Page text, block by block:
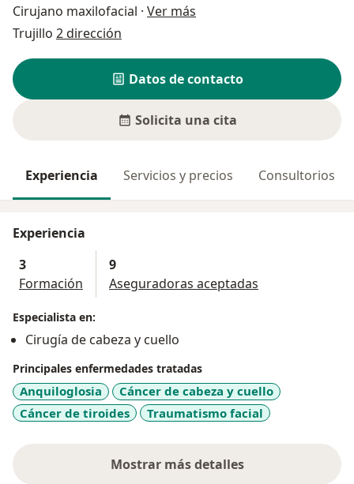
Cirujano maxilofacial · Ver más
Trujillo 2 dirección
Datos de contacto
Solicita una cita
Experiencia Servicios y precios Consultorios
Experiencia
3
Formación
9
Aseguradoras aceptadas
Especialista en:
Cirugía de cabeza y cuello
Principales enfermedades tratadas
Anquiloglosia
Cáncer de cabeza y cuello
Cáncer de tiroides
Traumatismo facial
Mostrar más detalles
sobre la experiencia